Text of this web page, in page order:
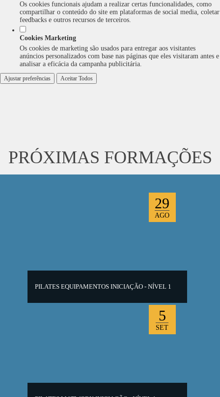
Os cookies funcionais ajudam a realizar certas funcionalidades, como
compartilhar o conteúdo do site em plataformas de social media, coletar
feedbacks e outros recursos de terceiros.
Cookies Marketing
Os cookies de marketing são usados para entregar aos visitantes
anúncios personalizados com base nas páginas que eles visitaram antes e
analisar a eficácia da campanha publicitária.
Ajustar preferências Aceitar Todos
PRÓXIMAS FORMAÇÕES
29
AGO
PILATES EQUIPAMENTOS INICIAÇÃO - NÍVEL 1
5
SET